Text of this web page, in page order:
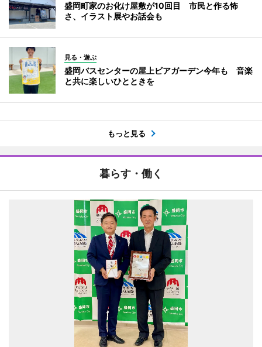
盛岡町家のお化け屋敷が10回目 市民と作る怖
さ、イラスト展やお話会も
見る・遊ぶ
盛岡バスセンターの屋上ビアガーデン今年も 音楽
と共に楽しいひとときを
もっと見る
暮らす・働く